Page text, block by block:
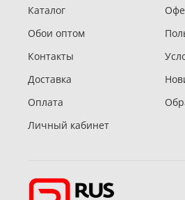
Каталог
Обои оптом
Контакты
Доставка
Оплата
Личный кабинет